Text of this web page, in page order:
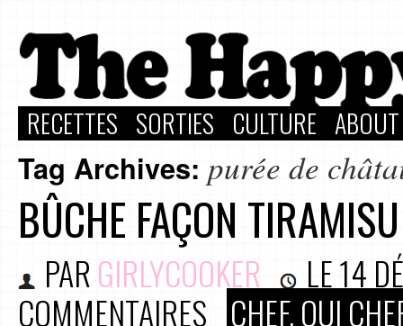
RECETTES SORTIES CULTURE
Tag Archives: purée de
BÛCHE FAÇON
PAR GIRLYCOOKER LE14
COMMENTAIRES CHEF, OUI